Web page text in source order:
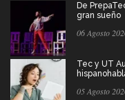
De
gran sueño
06 Agosto
Tec y UT
05 Agosto